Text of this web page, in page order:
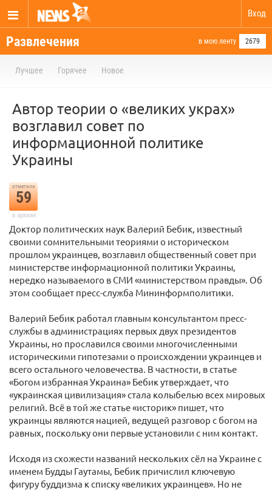
Вход
Развлечения в мою ленту 2679
Лучшее Горячее Новое
Автор теории о «великих украх»
возглавил совет по
информационной политике
Украины
отметили
59
в архиве
Доктор политических наук Валерий Бебик, известный
своими сомнительными теориями о историческом
прошлом украинцев, возглавил общественный совет при
министерстве информационной политики Украины,
нередко называемого в СМИ «министерством правды». Об
этом сообщает пресс-служба Мининформполитики.
Валерий Бебик работал главным консультантом пресс-
службы в администрациях первых двух президентов
Украины, но прославился своими многочисленными
историческими гипотезами о происхождении украинцев и
всего остального человечества. В частности, в статье
«Богом избранная Украина» Бебик утверждает, что
«украинская цивилизация» стала колыбелью всех мировых
религий. Всё в той же статье «историк» пишет, что
украинцы являются нацией, ведущей разговор с богом на
равных, поскольку они первые установили с ним контакт.
Исходя из схожести названий нескольких сёл на Украине с
именем Будды Гаутамы, Бебик причислил ключевую
фигуру буддизма к списку «великих украинцев». Но не